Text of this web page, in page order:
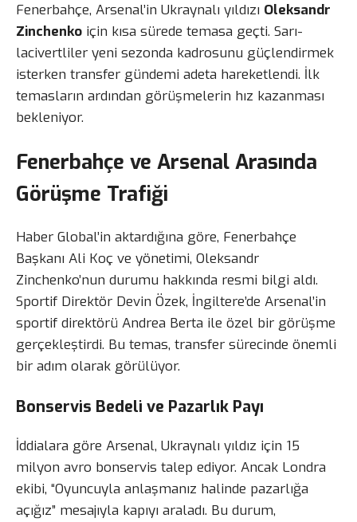
Fenerbahçe, Arsenal’in Ukraynalı yıldızı Oleksandr
Zinchenko için kısa sürede temasa geçti. Sarı-
lacivertliler yeni sezonda kadrosunu güçlendirmek
isterken transfer gündemi adeta hareketlendi. İlk
temasların ardından görüşmelerin hız kazanması
bekleniyor.
Fenerbahçe ve Arsenal Arasında
Görüşme Trafiği
Haber Global’in aktardığına göre, Fenerbahçe
Başkanı Ali Koç ve yönetimi, Oleksandr
Zinchenko’nun durumu hakkında resmi bilgi aldı.
Sportif Direktör Devin Özek, İngiltere’de Arsenal’in
sportif direktörü Andrea Berta ile özel bir görüşme
gerçekleştirdi. Bu temas, transfer sürecinde önemli
bir adım olarak görülüyor.
Bonservis Bedeli ve Pazarlık Payı
İddialara göre Arsenal, Ukraynalı yıldız için 15
milyon avro bonservis talep ediyor. Ancak Londra
ekibi, “Oyuncuyla anlaşmanız halinde pazarlığa
açığız” mesajıyla kapıyı araladı. Bu durum,